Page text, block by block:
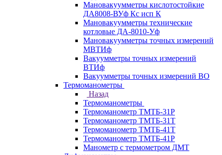
Мановакуумметры кислотостойкие
ДА8008-ВУф Кс исп К
Мановакуумметры технические
котловые ДА-8010-Уф
Мановакуумметры точных измерений
МВТИф
Вакуумметры точных измерений
ВТИф
Вакуумметры точных измерений ВО
Термоманометры
Назад
Термоманометры
Термоманометр ТМТБ-31Р
Термоманометр ТМТБ-31Т
Термоманометр ТМТБ-41Т
Термоманометр ТМТБ-41Р
Манометр с термометром ДМТ